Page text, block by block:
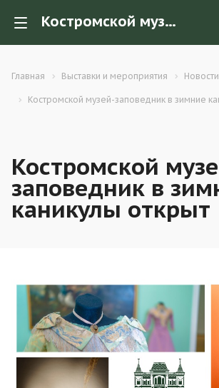
Костромской музей-заповедник в зимние каникулы открыт
Главная Выставки и мероприятия Новости
Костромской музей-заповедник в зимние
Костромской
заповедник в
каникулы открыт